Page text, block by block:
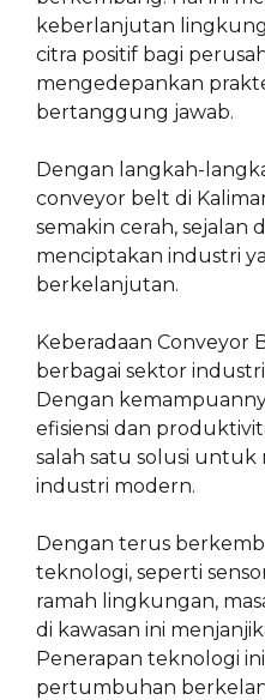
keberlanjutan
citra positif bagi
mengedepankan
bertanggung jawab.
Dengan langkah-
conveyor belt di
semakin cerah, sejalan
menciptakan industri
berkelanjutan.
Keberadaan Conveyor
berbagai sektor
Dengan
efisiensi dan
salah satu solusi
industri modern.
Dengan terus
teknologi, seperti
ramah lingkungan,
di kawasan ini
Penerapan teknologi
pertumbuhan